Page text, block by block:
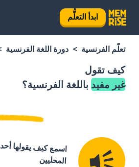
ابدأ التعلُّم
تعلَّم الفرنسية دورة اللغة الفرنسية
كيف تقول
غير مفيد باللغة الفرنسية؟
اسمع كيف يقولها أحد
المحليين